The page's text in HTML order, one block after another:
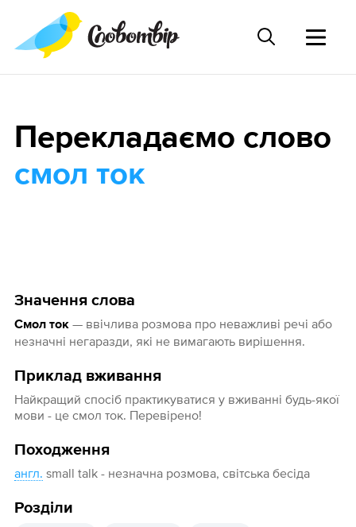
Значення слова
Смол ток— ввічлива розмова про неважливі речі або
незначні негаразди, які не вимагають вирішення.
Приклад вживання
Найкращий спосіб практикуватися у вживанні будь-якої
мови - це смол ток. Перевірено!
Походження
англ. small talk - незначна розмова, світська бесіда
Розділи
Перекладаємо слово
смол ток